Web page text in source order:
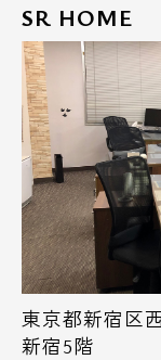
SR HOME
東京都新宿区
新宿5階